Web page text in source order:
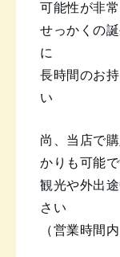
可能性が非
せっかくの
に
長時間のお
い
尚、当店で
かりも可能
観光や外出
さい
（営業時間